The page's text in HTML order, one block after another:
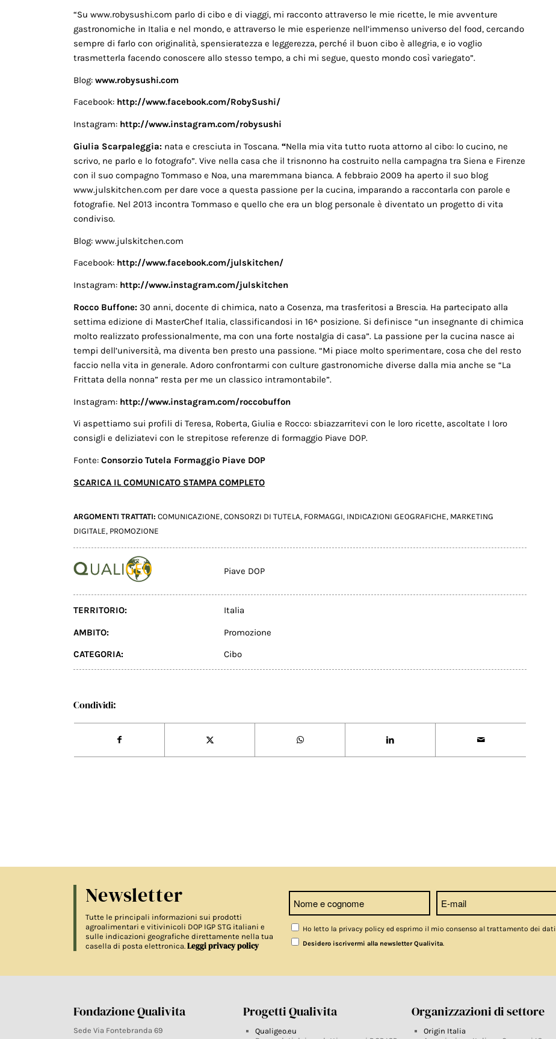
“Su www.robysushi.com parlo di cibo e di viaggi, mi racconto attraverso le mie ricette, le mie avventure
gastronomiche in Italia e nel mondo, e attraverso le mie esperienze nell’immenso universo del food, cercando
sempre di farlo con originalità, spensieratezza e leggerezza, perché il buon cibo è allegria, e io voglio
trasmetterla facendo conoscere allo stesso tempo, a chi mi segue, questo mondo così variegato”.
Blog: www.robysushi.com
Facebook: http://www.facebook.com/RobySushi/
Instagram: http://www.instagram.com/robysushi
Giulia Scarpaleggia: nata e cresciuta in Toscana. “Nella mia vita tutto ruota attorno al cibo: lo cucino, ne
scrivo, ne parlo e lo fotografo”. Vive nella casa che il trisnonno ha costruito nella campagna tra Siena e Firenze
con il suo compagno Tommaso e Noa, una maremmana bianca. A febbraio 2009 ha aperto il suo blog
www.julskitchen.com per dare voce a questa passione per la cucina, imparando a raccontarla con parole e
fotografie. Nel 2013 incontra Tommaso e quello che era un blog personale è diventato un progetto di vita
condiviso.
Blog: www.julskitchen.com
Facebook: http://www.facebook.com/julskitchen/
Instagram: http://www.instagram.com/julskitchen
Rocco Buffone: 30 anni, docente di chimica, nato a Cosenza, ma trasferitosi a Brescia. Ha partecipato alla
settima edizione di MasterChef Italia, classificandosi in 16^ posizione. Si definisce “un insegnante di chimica
molto realizzato professionalmente, ma con una forte nostalgia di casa”. La passione per la cucina nasce ai
tempi dell’università, ma diventa ben presto una passione. “Mi piace molto sperimentare, cosa che del resto
faccio nella vita in generale. Adoro confrontarmi con culture gastronomiche diverse dalla mia anche se “La
Frittata della nonna” resta per me un classico intramontabile”.
Instagram: http://www.instagram.com/roccobuffon
Vi aspettiamo sui profili di Teresa, Roberta, Giulia e Rocco: sbiazzarritevi con le loro ricette, ascoltate I loro
consigli e deliziatevi con le strepitose referenze di formaggio Piave DOP.
Fonte: Consorzio Tutela Formaggio Piave DOP
SCARICA IL COMUNICATO STAMPA COMPLETO
ARGOMENTI TRATTATI: COMUNICAZIONE, CONSORZI DI TUTELA, FORMAGGI, INDICAZIONI GEOGRAFICHE, MARKETING
DIGITALE, PROMOZIONE
Piave DOP
TERRITORIO: Italia
AMBITO: Promozione
CATEGORIA: Cibo
Condividi:
Newsletter
Tutte le principali informazioni sui prodotti
agroalimentari e vitivinicoli DOP IGP STG italiani e
sulle indicazioni geografiche direttamente nella tua
casella di posta elettronica. Leggi privacy policy
Ho letto la privacy policy ed esprimo il mio consenso al trattamento dei dati
Desidero iscrivermi alla newsletter Qualivita.
Fondazione Qualivita
Sede Via Fontebranda 69
Progetti Qualivita
Qualigeo.eu
Organizzazioni di settore
Origin Italia